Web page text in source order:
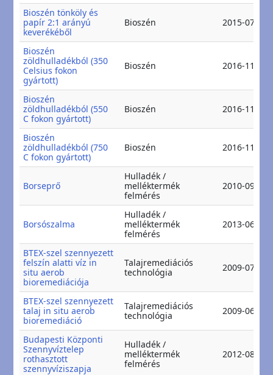
Bioszén tönköly és
papír 2:1 arányú
keverékéből
Bioszén 2015-07-01
Bioszén
zöldhulladékból (350
Celsius fokon
gyártott)
Bioszén 2016-11-15
Bioszén
zöldhulladékból (550
C fokon gyártott)
Bioszén 2016-11-15
Bioszén
zöldhulladékból (750
C fokon gyártott)
Bioszén 2016-11-15
Borseprő
Hulladék /
melléktermék
felmérés
2010-09-09
Borsószalma
Hulladék /
melléktermék
felmérés
2013-06-17
BTEX-szel szennyezett
felszín alatti víz in
situ aerob
bioremediációja
Talajremediációs
technológia
2009-07-20
BTEX-szel szennyezett
talaj in situ aerob
bioremediáció
Talajremediációs
technológia
2009-06-15
Budapesti Központi
Szennyvíztelep
rothasztott
szennyvíziszapja
Hulladék /
melléktermék
felmérés
2012-08-08